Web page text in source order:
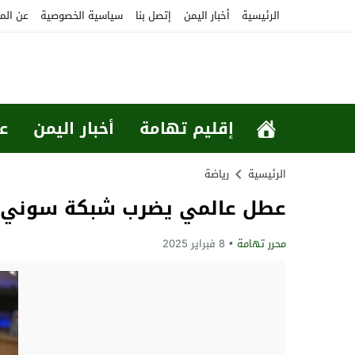
الرئيسية أخبار اليمن إتصل بنا سياسية الخصوصية عن
إقليم تهامة أخبار اليمن
الرئيسية رياضة
عطل عالمي يضرب شبكة سوني
محرر تهامة 8 فبراير 2025